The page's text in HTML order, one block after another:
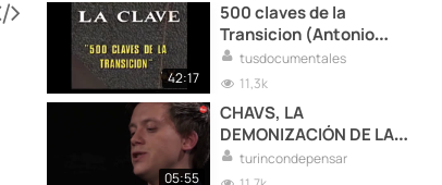
42:17
500 claves de la
Transicion (Antonio
García Trevijano,...)
tusdocumentales
11,3k
05:55
CHAVS, LA
DEMONIZACIÓN DE LA
CLASE OBRERA (Owen
Jones)
turincondepensar